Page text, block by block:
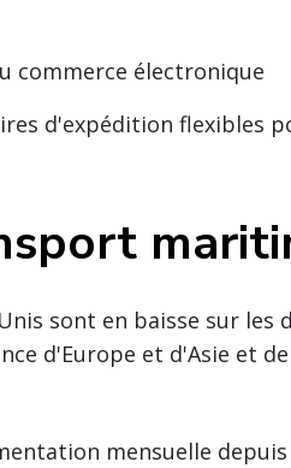
commerce électronique
d'expédition flexibles
sont en baisse sur les
d'Europe et d'Asie et
mensuelle depuis